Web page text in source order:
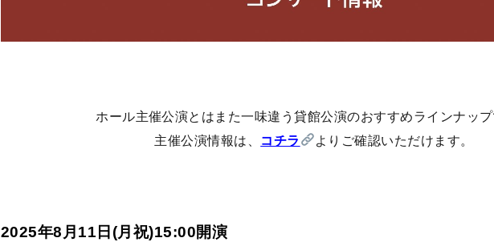
ホール主催公演とはまた一味違う貸館公演のおすすめラインナッ
主催公演情報は、
コチラ よりご確認いただけます。
2025年8月11日(月祝)15:00開演